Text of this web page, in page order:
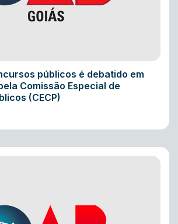
públicos é debatido em
Comissão Especial de
(CECP)